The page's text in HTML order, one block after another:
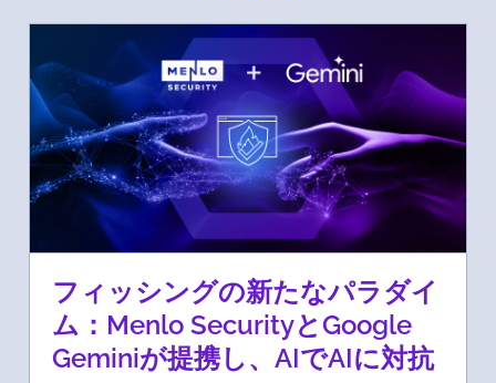
フィッシングの新たなパラダイ
ム：Menlo SecurityとGoogle
Geminiが提携し、AIでAIに対抗